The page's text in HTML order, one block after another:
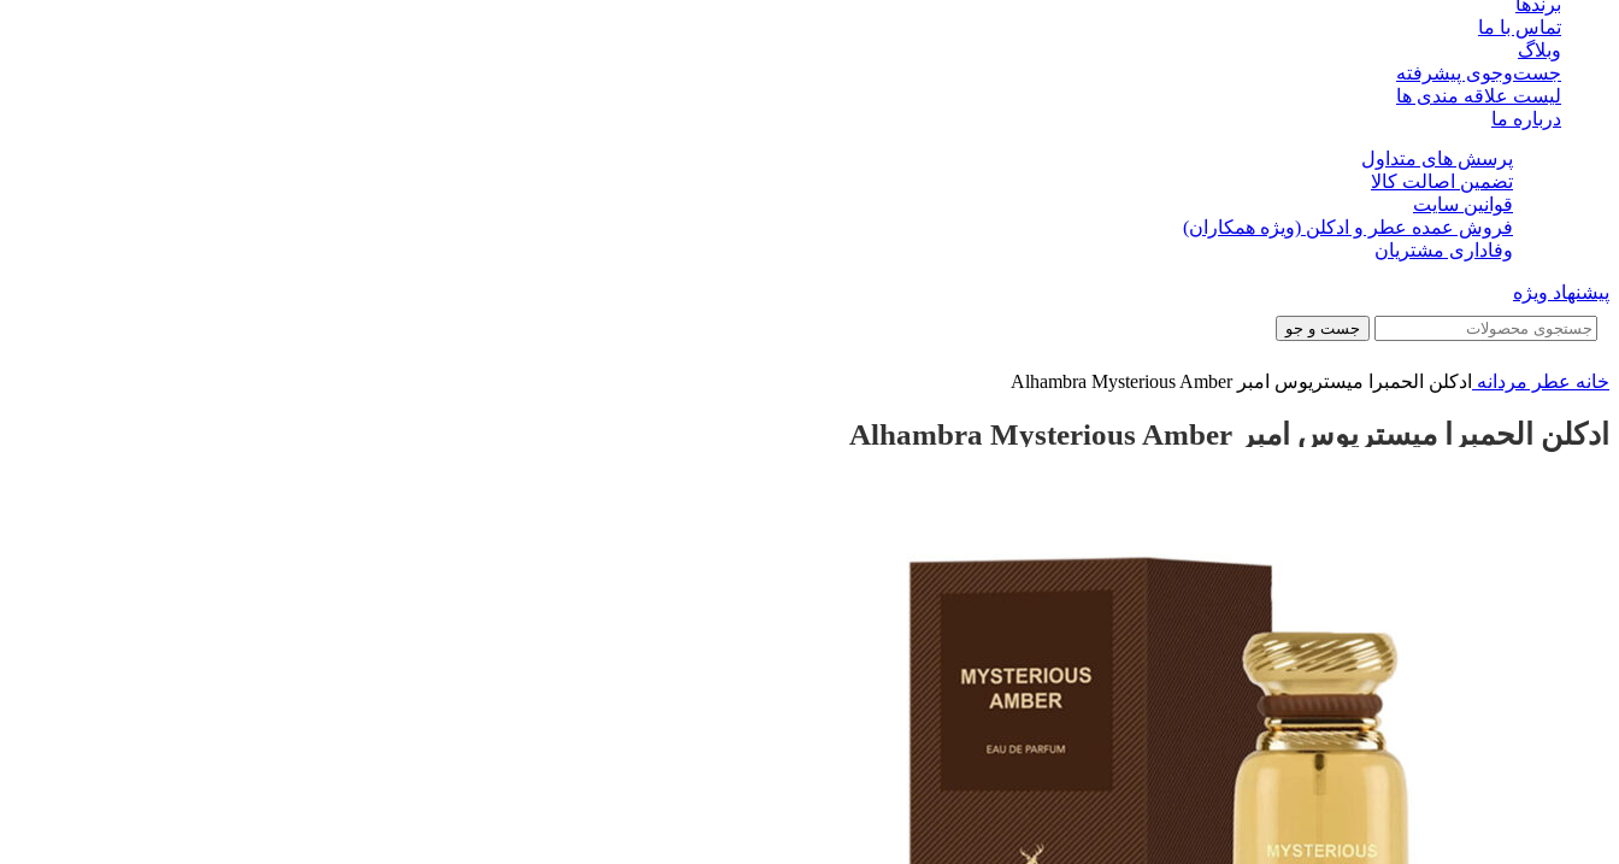
برندها
تماس با ما
وبلاگ
جست‌وجوی پیشرفته
لیست علاقه مندی ها
درباره ما
پرسش های متداول
تضمین اصالت کالا
قوانین سایت
فروش عمده عطر و ادکلن (ویژه همکاران)
وفاداری مشتریان
پیشنهاد ویژه
جست و جو
خانه عطر مردانه ادکلن الحمبرا میستریوس امبر Alhambra Mysterious Amber
ادکلن الحمبرا میستریوس امبر Alhambra Mysterious Amber